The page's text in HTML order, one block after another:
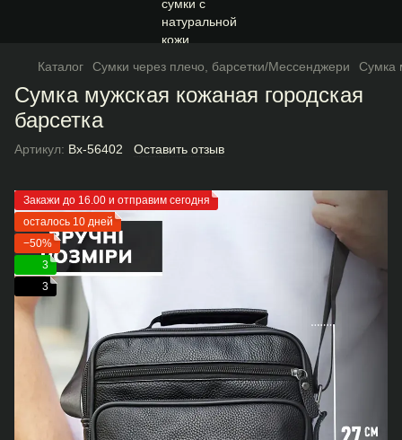
Каталог Сумки через плечо, барсетки/Мессенджери Сумка
Сумка мужская кожаная городская
барсетка
Артикул: Bx-56402 Оставить отзыв
Закажи до 16.00 и отправим сегодня
осталось 10 дней
−50%
3
3